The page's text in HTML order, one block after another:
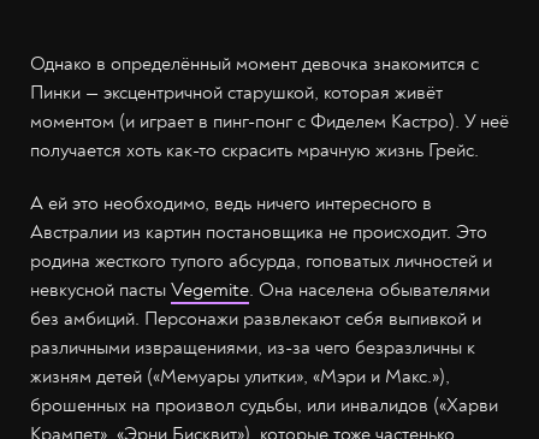
Однако в определённый момент девочка знакомится с
Пинки — эксцентричной старушкой, которая живёт
моментом (и играет в пинг-понг с Фиделем Кастро). У неё
получается хоть как-то скрасить мрачную жизнь Грейс.
А ей это необходимо, ведь ничего интересного в
Австралии из картин постановщика не происходит. Это
родина жесткого тупого абсурда, гоповатых личностей и
невкусной пасты Vegemite. Она населена обывателями
без амбиций. Персонажи развлекают себя выпивкой и
различными извращениями, из-за чего безразличны к
жизням детей («Мемуары улитки», «Мэри и Макс.»),
брошенных на произвол судьбы, или инвалидов («Харви
Крампет», «Эрни Бисквит»), которые тоже частенько